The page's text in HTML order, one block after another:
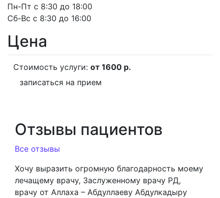
Пн-Пт с 8:30 до 18:00
Сб-Вс с 8:30 до 16:00
Цена
Стоимость услуги: от 1600 р.
записаться на прием
Отзывы пациентов
Все отзывы
Хочу выразить огромную благодарность моему
лечащему врачу, Заслуженному врачу РД,
врачу от Аллаха – Абдуллаеву Абдулкадыру